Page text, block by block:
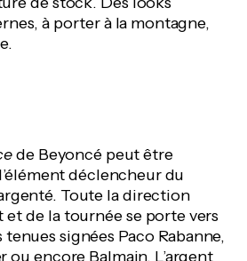
à porter à la montagne,
de Beyoncé peut être
déclencheur du
Toute la direction
de la tournée se porte vers
signées Paco Rabanne,
ou encore Balmain. L’argent